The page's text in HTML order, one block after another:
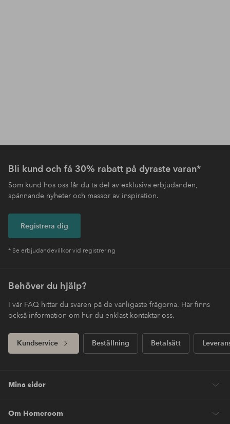
Bli kund och få 30% rabatt på dyraste varan*
Som kund hos oss får du ta del av exklusiva erbjudanden,
spännande nyheter och massor av inspiration.
Registrera dig
* Se erbjudandevillkor vid registrering
Behöver du hjälp?
I vår FAQ hittar du svaren på de vanligaste frågorna. Här finns
också information om hur du enklast kontaktar oss.
Kundservice Beställning Betalsätt
Mina sidor
Om Homeroom